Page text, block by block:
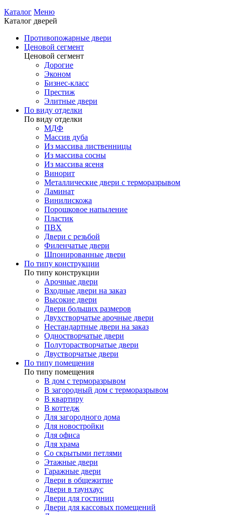
Каталог Меню
Каталог дверей
Противопожарные двери
Ценовой сегмент
Ценовой сегмент
Дорогие
Эконом
Бизнес-класс
Престиж
Элитные двери
По виду отделки
По виду отделки
МДФ
Массив дуба
Из массива лиственницы
Из массива сосны
Из массива ясеня
Винорит
Металлические двери с терморазрывом
Ламинат
Винилискожа
Порошковое напыление
Пластик
ПВХ
Двери с резьбой
Филенчатые двери
Шпонированные двери
По типу конструкции
По типу конструкции
Арочные двери
Входные двери на заказ
Высокие двери
Двери больших размеров
Двухстворчатые арочные двери
Нестандартные двери на заказ
Одностворчатые двери
Полуторастворчатые двери
Двустворчатые двери
По типу помещения
По типу помещения
В дом с терморазрывом
В загородный дом с терморазрывом
В квартиру
В коттедж
Для загородного дома
Для новостройки
Для офиса
Для храма
Со скрытыми петлями
Этажные двери
Гаражные двери
Двери в общежитие
Двери в таунхаус
Двери для гостиниц
Двери для кассовых помещений